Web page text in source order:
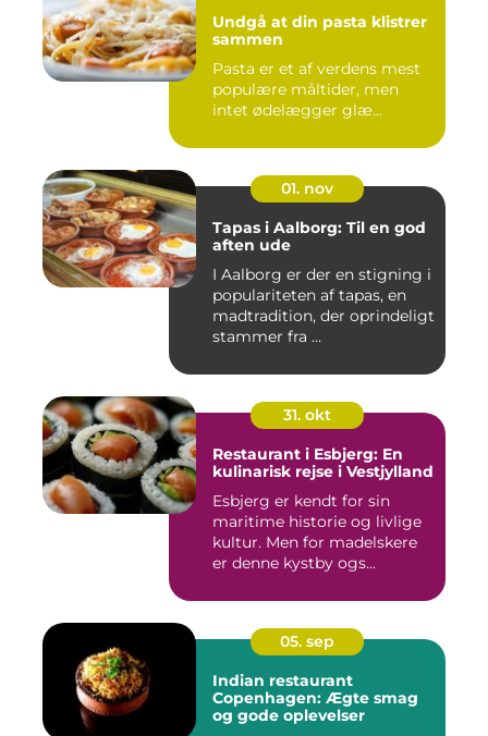
Undgå at din pasta klistrer
sammen
Pasta er et af verdens mest
populære måltider, men
intet ødelægger glæ...
01. nov
Tapas i Aalborg: Til en god
aften ude
I Aalborg er der en stigning i
populariteten af tapas, en
madtradition, der oprindeligt
stammer fra ...
31. okt
Restaurant i Esbjerg: En
kulinarisk rejse i Vestjylland
Esbjerg er kendt for sin
maritime historie og livlige
kultur. Men for madelskere
er denne kystby ogs...
05. sep
Indian restaurant
Copenhagen: Ægte smag
og gode oplevelser